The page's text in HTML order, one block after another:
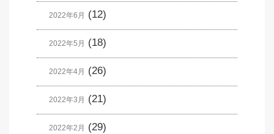
2022年6月 (12)
2022年5月 (18)
2022年4月 (26)
2022年3月 (21)
2022年2月 (29)